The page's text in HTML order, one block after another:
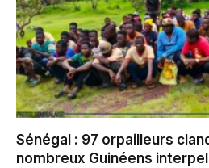
Sénégal : 97 orpailleurs
nombreux Guinéens